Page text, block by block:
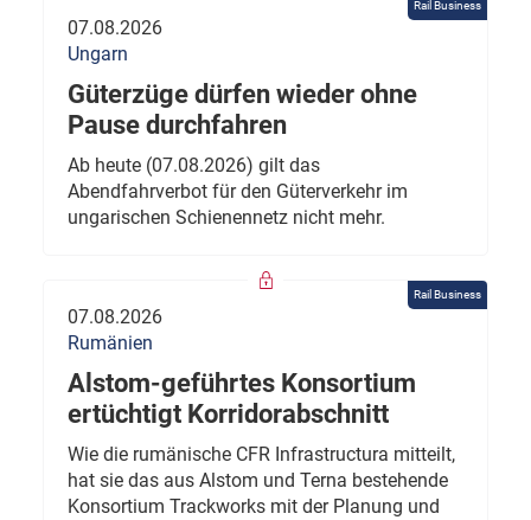
Rail Business
07.08.2026
Ungarn
Güterzüge dürfen wieder ohne
Pause durchfahren
Ab heute (07.08.2026) gilt das
Abendfahrverbot für den Güterverkehr im
ungarischen Schienennetz nicht mehr.
Rail Business
07.08.2026
Rumänien
Alstom-geführtes Konsortium
ertüchtigt Korridorabschnitt
Wie die rumänische CFR Infrastructura mitteilt,
hat sie das aus Alstom und Terna bestehende
Konsortium Trackworks mit der Planung und